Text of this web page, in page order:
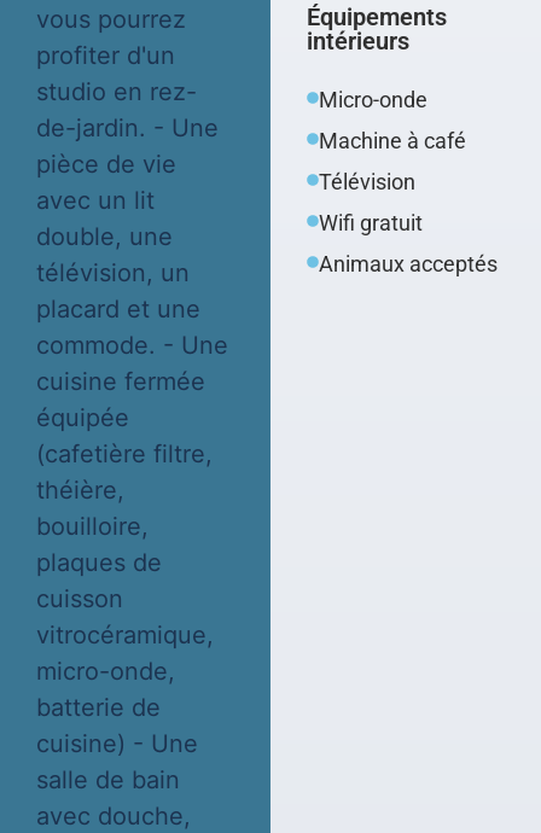
vous pourrez
profiter d'un
studio en rez-
de-jardin. - Une
pièce de vie
avec un lit
double, une
télévision, un
placard et une
commode. - Une
cuisine fermée
équipée
(cafetière filtre,
théière,
bouilloire,
plaques de
cuisson
vitrocéramique,
micro-onde,
batterie de
cuisine) - Une
salle de bain
avec douche,
Équipements
intérieurs
Micro-onde
Machine à café
Télévision
Wifi gratuit
Animaux acceptés